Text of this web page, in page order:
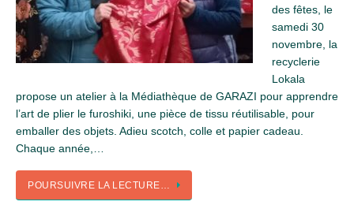
des fêtes, le
samedi 30
novembre, la
recyclerie
Lokala
propose un atelier à la Médiathèque de GARAZI pour apprendre
l’art de plier le furoshiki, une pièce de tissu réutilisable, pour
emballer des objets. Adieu scotch, colle et papier cadeau.
Chaque année,…
POURSUIVRE LA LECTURE…